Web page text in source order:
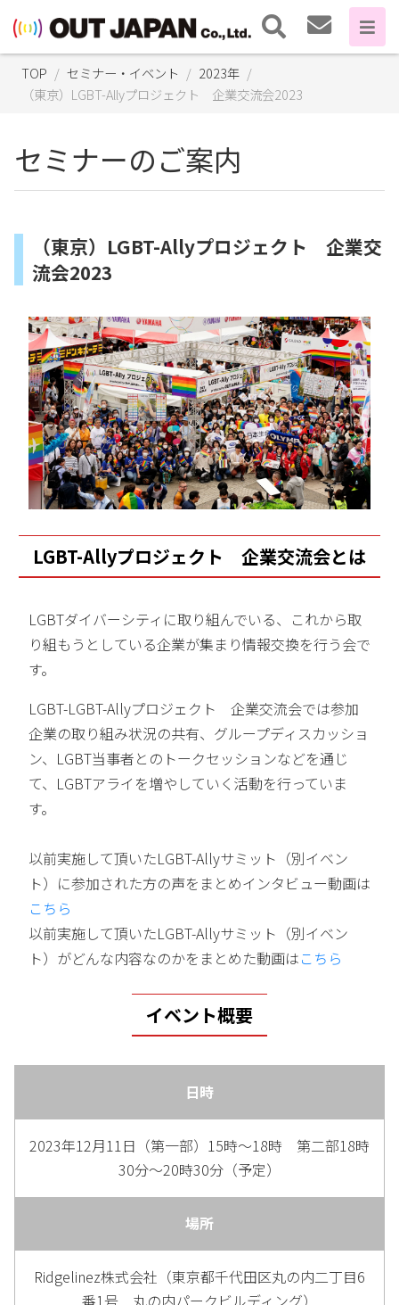
TOP セミナー・イベント
2023年
（東京）LGBT-Allyプロジェクト 企業交流会2023
セミナーのご案内
（東京）LGBT-Allyプロジェクト 企業交
流会2023
LGBT-Allyプロジェクト 企業交流会とは
LGBTダイバーシティに取り組んでいる、これから取
り組もうとしている企業が集まり情報交換を行う会で
す。
LGBT-LGBT-Allyプロジェクト 企業交流会では参加
企業の取り組み状況の共有、グループディスカッショ
ン、LGBT当事者とのトークセッションなどを通じ
て、LGBTアライを増やしていく活動を行っていま
す。
以前実施して頂いたLGBT-Allyサミット（別イベン
ト）に参加された方の声をまとめインタビュー動画は
こちら
以前実施して頂いたLGBT-Allyサミット（別イベン
ト）がどんな内容なのかをまとめた動画はこちら
イベント概要
日時
2023年12月11日（第一部）15時～18時 第二部18時
30分～20時30分（予定）
場所
Ridgelinez株式会社（東京都千代田区丸の内二丁目6